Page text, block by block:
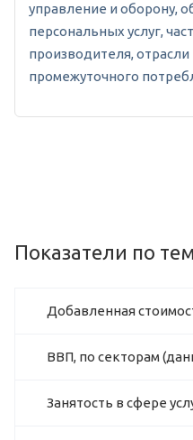
управление и оборону,
персональных услуг,
производителя,
промежуточного
Показатели по
Добавленная
ВВП, по секторам
Занятость в сфере